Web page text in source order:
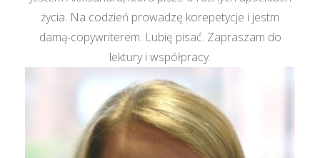
życia. Na codzień prowadzę korepetycje i jestm
damą-copywriterem. Lubię pisać. Zapraszam do
lektury i współpracy.